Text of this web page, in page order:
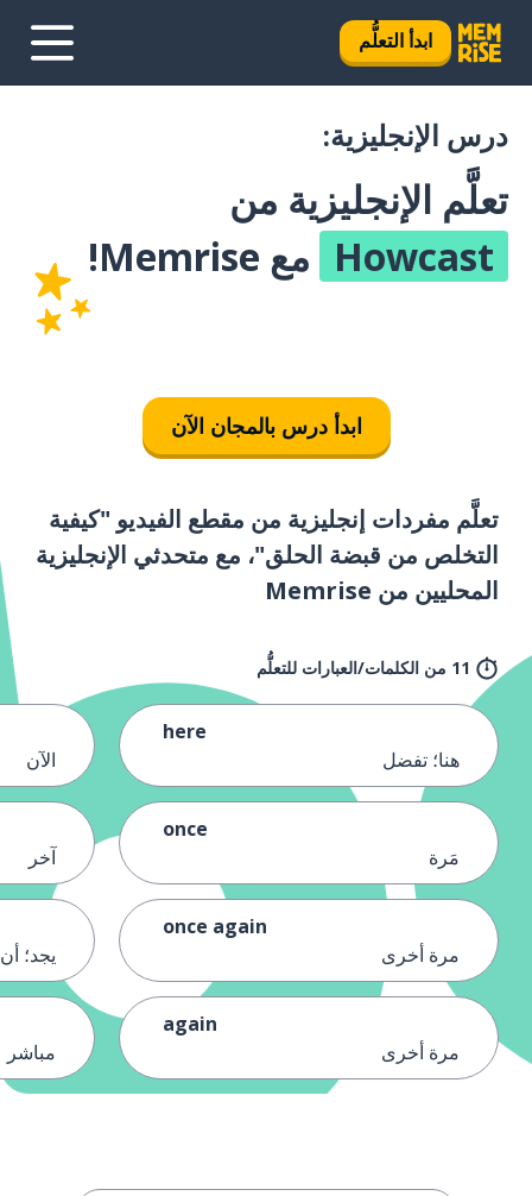
ابدأ التعلُّم
درس الإنجليزية:
تعلَّم الإنجليزية من
Howcast مع Memrise!
ابدأ درس بالمجان الآن
تعلَّم مفردات إنجليزية من مقطع الفيديو "كيفية
التخلص من قبضة الحلق"، مع متحدثي الإنجليزية
المحليين من Memrise
11 من الكلمات/العبارات للتعلُّم
here
هنا؛ تفضل
once
مَرة
once again
مرة أخرى
again
مرة أخرى
الآن
آخر
يجد؛
مباشر